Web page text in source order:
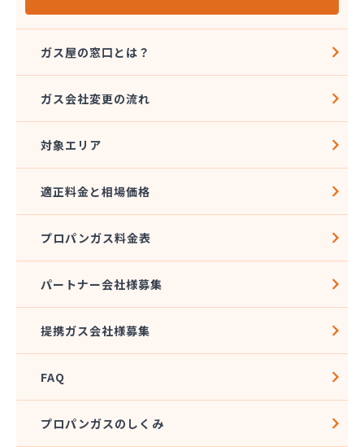
ガス屋の窓口とは？
ガス会社変更の流れ
対象エリア
適正料金と相場価格
プロパンガス料金表
パートナー会社様募集
提携ガス会社様募集
FAQ
プロパンガスのしくみ